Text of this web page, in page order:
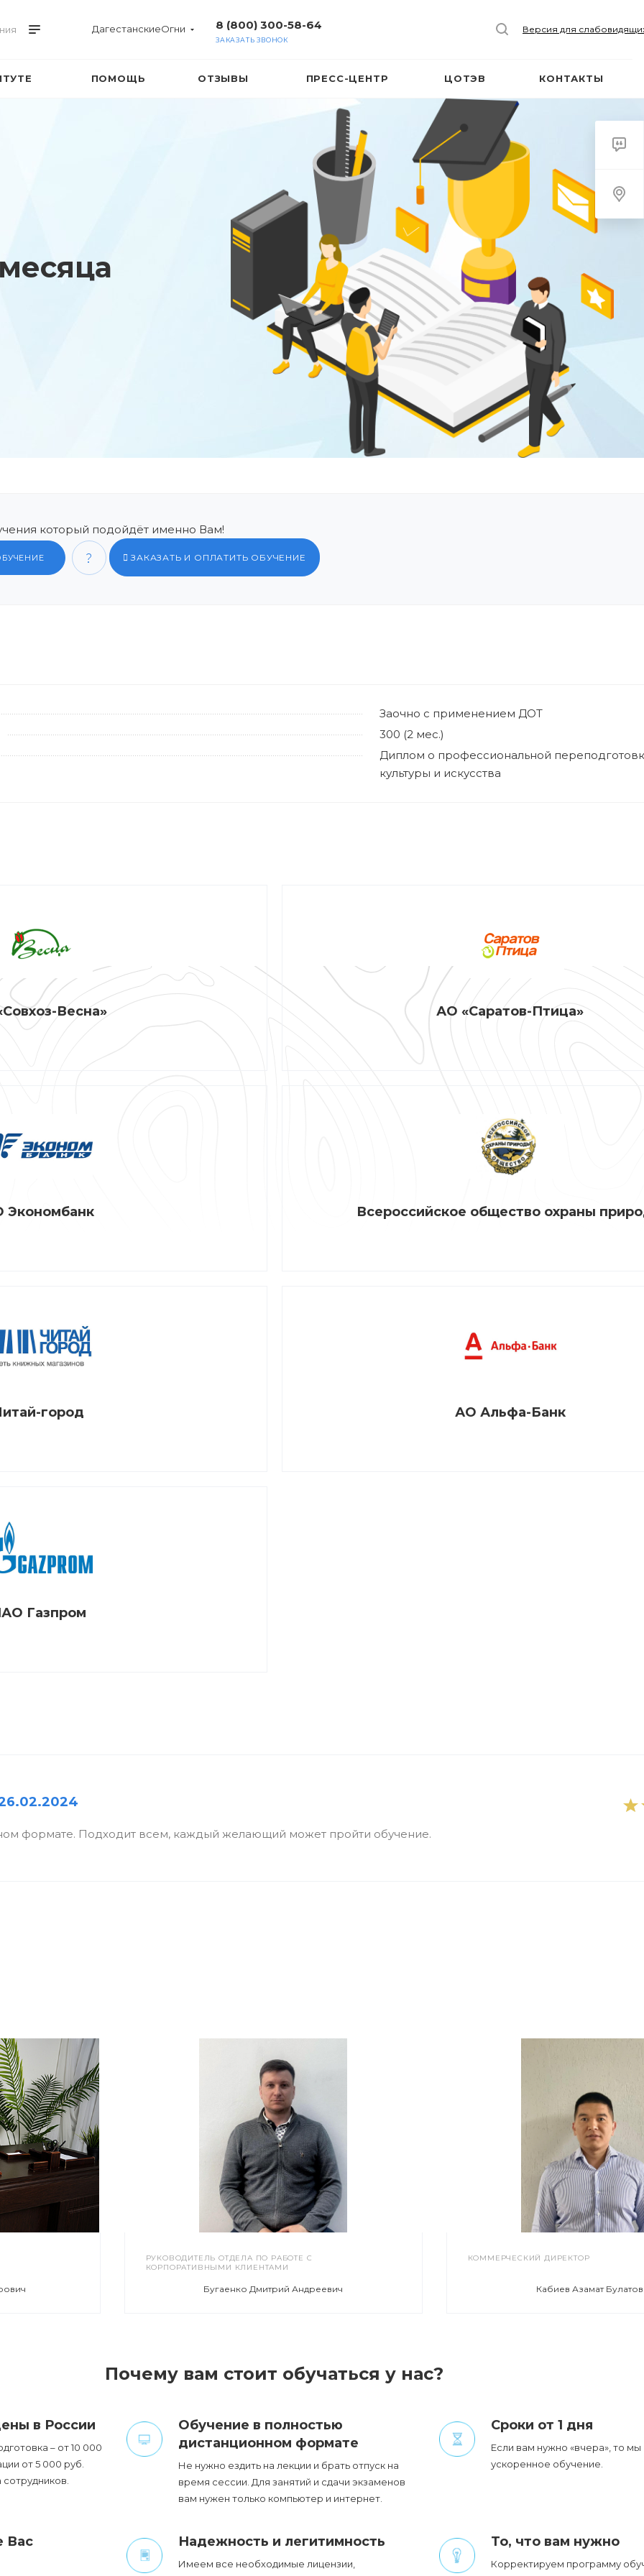
ДагестанскиеОгни 8 (800) 300-58-64
ЗАКАЗАТЬ ЗВОНОК
Версия для
ПОМОЩЬ ОТЗЫВЫ ПРЕСС-ЦЕНТР ЦОТЭВ КОНТАКТЫ
который подойдёт именно Вам!
ЗАКАЗАТЬ И ОПЛАТИТЬ ОБУЧЕНИЕ
Заочно с применением ДОТ
300 (2 мес.)
Диплом о профессиональной
культуры и искусства
Весна» АО «Саратов-Птица»
Экономбанк Всероссийское общество охраны
город АО Альфа-Банк
Газпром
формате. Подходит всем, каждый желающий может пройти обучение.
РУКОВОДИТЕЛЬ ОТДЕЛА ПО РАБОТЕ С
КОРПОРАТИВНЫМИ КЛИЕНТАМИ
Бугаенко Дмитрий Андреевич
КОММЕРЧЕСКИЙ ДИРЕКТОР
Кабиев Азамат
Почему вам стоит обучаться у нас?
в России
– от 10 000
от 5 000 руб.
сотрудников.
Обучение в полностью
дистанционном формате
Не нужно ездить на лекции и брать отпуск на
время сессии. Для занятий и сдачи экзаменов
вам нужен только компьютер и интернет.
Сроки от 1 дня
Если вам нужно «вчера», то
ускоренное обучение.
Вас
Надежность и легитимность
Имеем все необходимые лицензии,
То, что вам нужно
Корректируем программу